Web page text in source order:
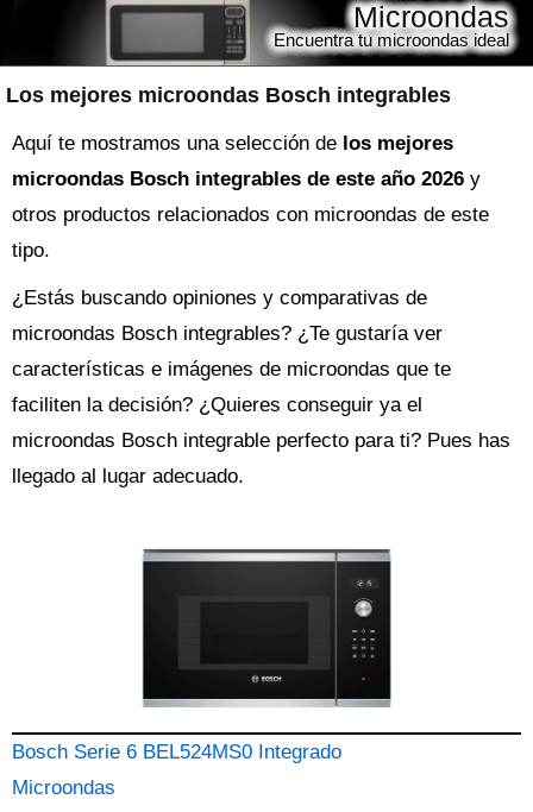
Los mejores microondas Bosch integrables
Microondas
Encuentra tu microondas ideal
Aquí te mostramos una selección de los mejores
microondas Bosch integrables de este año 2026 y
otros productos relacionados con microondas de este
tipo.
¿Estás buscando opiniones y comparativas de
microondas Bosch integrables? ¿Te gustaría ver
características e imágenes de microondas que te
faciliten la decisión? ¿Quieres conseguir ya el
microondas Bosch integrable perfecto para ti? Pues has
llegado al lugar adecuado.
Bosch Serie 6 BEL524MS0 Integrado
Microondas